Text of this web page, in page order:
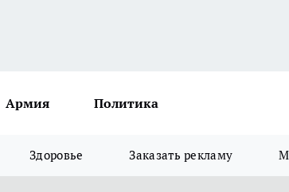
Армия Политика
Здоровье Заказать рекламу